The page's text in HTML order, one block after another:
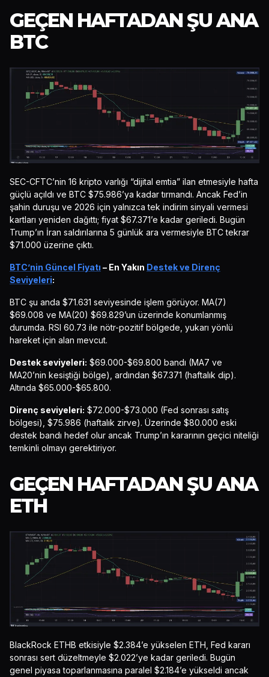
GEÇEN HAFTADAN ŞU ANA
BTC
SEC-CFTC’nin 16 kripto varlığı “dijital emtia” ilan etmesiyle hafta
güçlü açıldı ve BTC $75.986’ya kadar tırmandı. Ancak Fed’in
şahin duruşu ve 2026 için yalnızca tek indirim sinyali vermesi
kartları yeniden dağıttı; fiyat $67.371’e kadar geriledi. Bugün
Trump’ın İran saldırılarına 5 günlük ara vermesiyle BTC tekrar
$71.000 üzerine çıktı.
BTC’nin Güncel Fiyatı – En Yakın Destek ve Direnç
Seviyeleri:
BTC şu anda $71.631 seviyesinde işlem görüyor. MA(7)
$69.008 ve MA(20) $69.829’un üzerinde konumlanmış
durumda. RSI 60.73 ile nötr-pozitif bölgede, yukarı yönlü
hareket için alan mevcut.
Destek seviyeleri: $69.000-$69.800 bandı (MA7 ve
MA20’nin kesiştiği bölge), ardından $67.371 (haftalık dip).
Altında $65.000-$65.800.
Direnç seviyeleri: $72.000-$73.000 (Fed sonrası satış
bölgesi), $75.986 (haftalık zirve). Üzerinde $80.000 eski
destek bandı hedef olur ancak Trump’ın kararının geçici niteliği
temkinli olmayı gerektiriyor.
GEÇEN HAFTADAN ŞU ANA
ETH
BlackRock ETHB etkisiyle $2.384’e yükselen ETH, Fed kararı
sonrası sert düzeltmeyle $2.022’ye kadar geriledi. Bugün
genel piyasa toparlanmasına paralel $2.184’e yükseldi ancak